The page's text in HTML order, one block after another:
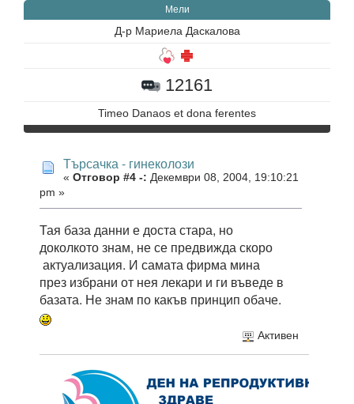
Мели
Д-р Мариела Даскалова
12161
Timeo Danaos et dona ferentes
Търсачка - гинеколози
« Отговор #4 -: Декември 08, 2004, 19:10:21
pm »
Тая база данни е доста стара, но
доколкото знам, не се предвижда скоро
актуализация. И самата фирма мина
през избрани от нея лекари и ги въведе в
базата. Не знам по какъв принцип обаче.
Активен